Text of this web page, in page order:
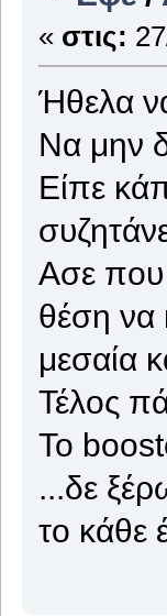
« στις:
Ήθελα
Να μην
Είπε
Ασε που
θέση να
μεσαία
Τέλος
Το
...δε
το κάθε